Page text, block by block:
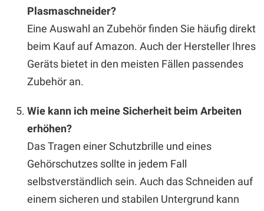
Plasmaschneider?
Eine Auswahl an Zubehör finden Sie häufig direkt
beim Kauf auf Amazon. Auch der Hersteller Ihres
Geräts bietet in den meisten Fällen passendes
Zubehör an.
Wie kann ich meine Sicherheit beim Arbeiten
erhöhen?
Das Tragen einer Schutzbrille und eines
Gehörschutzes sollte in jedem Fall
selbstverständlich sein. Auch das Schneiden auf
einem sicheren und stabilen Untergrund kann